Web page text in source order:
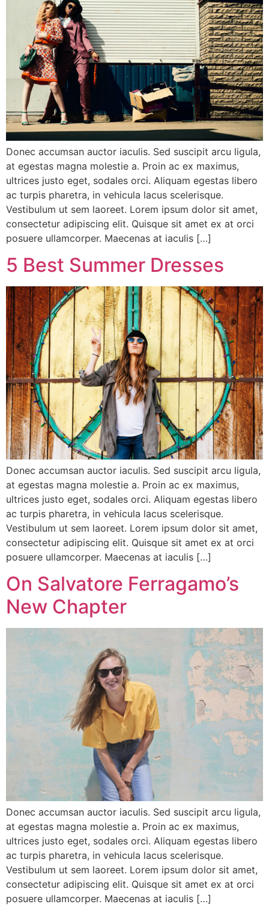
Donec accumsan auctor iaculis. Sed suscipit arcu ligula,
at egestas magna molestie a. Proin ac ex maximus,
ultrices justo eget, sodales orci. Aliquam egestas libero
ac turpis pharetra, in vehicula lacus scelerisque.
Vestibulum ut sem laoreet. Lorem ipsum dolor sit amet,
consectetur adipiscing elit. Quisque sit amet ex at orci
posuere ullamcorper. Maecenas at iaculis […]
5 Best Summer Dresses
Donec accumsan auctor iaculis. Sed suscipit arcu ligula,
at egestas magna molestie a. Proin ac ex maximus,
ultrices justo eget, sodales orci. Aliquam egestas libero
ac turpis pharetra, in vehicula lacus scelerisque.
Vestibulum ut sem laoreet. Lorem ipsum dolor sit amet,
consectetur adipiscing elit. Quisque sit amet ex at orci
posuere ullamcorper. Maecenas at iaculis […]
On Salvatore Ferragamo’s
New Chapter
Donec accumsan auctor iaculis. Sed suscipit arcu ligula,
at egestas magna molestie a. Proin ac ex maximus,
ultrices justo eget, sodales orci. Aliquam egestas libero
ac turpis pharetra, in vehicula lacus scelerisque.
Vestibulum ut sem laoreet. Lorem ipsum dolor sit amet,
consectetur adipiscing elit. Quisque sit amet ex at orci
posuere ullamcorper. Maecenas at iaculis […]